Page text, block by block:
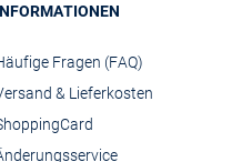
Fragen (FAQ)
& Lieferkosten